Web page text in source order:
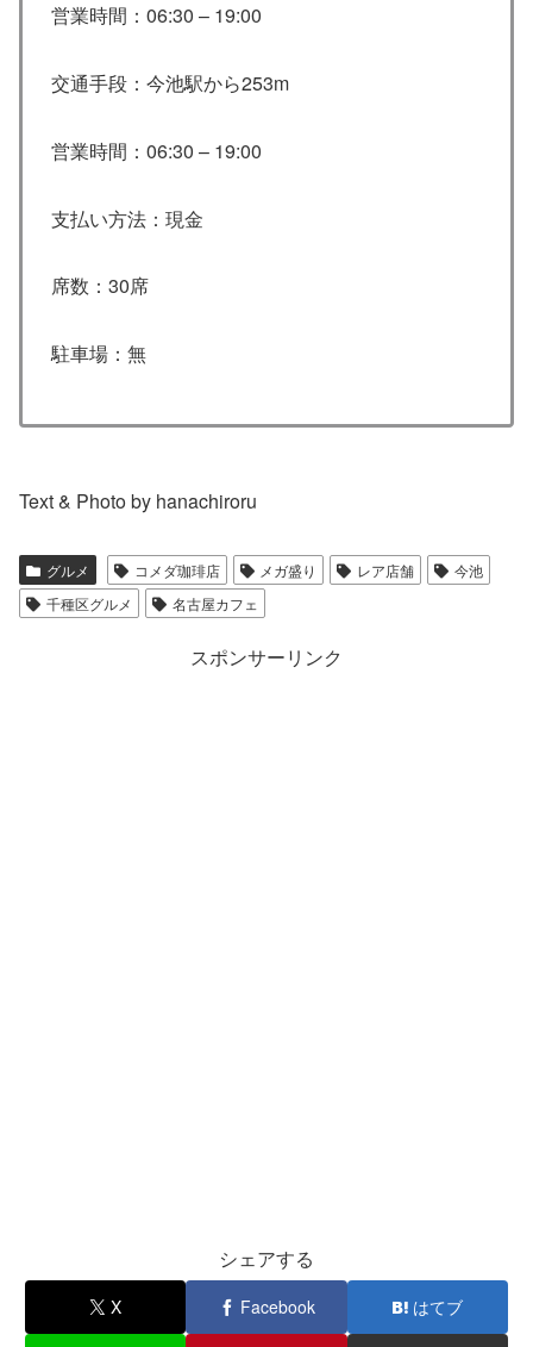
営業時間：06:30 – 19:00
交通手段：今池駅から253m
営業時間：06:30 – 19:00
支払い方法：現金
席数：30席
駐車場：無
Text & Photo by hanachiroru
グルメ コメダ珈琲店 メガ盛り レア店舗
今池
千種区グルメ
名古屋カフェ
スポンサーリンク
シェアする
X Facebook はてブ